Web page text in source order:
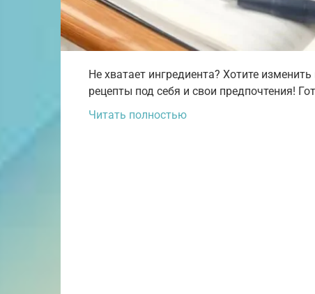
Не хватает ингредиента? Хотите
рецепты под себя и свои предпочтения!
Читать полностью